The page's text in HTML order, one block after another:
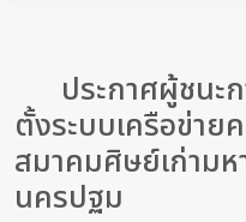
ประกาศผู้ชนะ
ตั้งระบบเครือข่า
สมาคมศิษย์เก่าม
นครปฐม